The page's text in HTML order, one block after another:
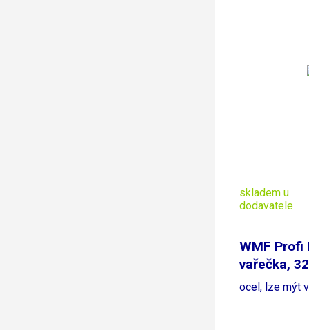
skladem u
dodavatele
WMF Profi
vařečka,
nerezová
ocel, lze mýt